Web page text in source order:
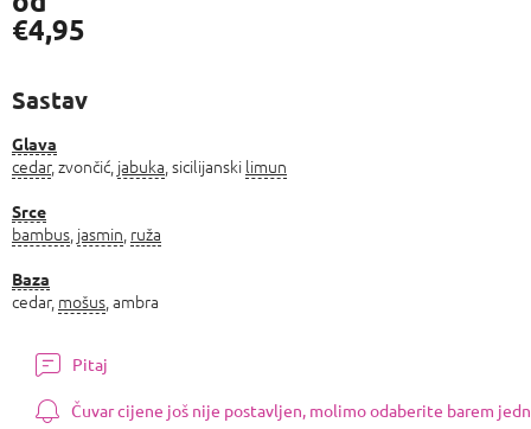
€4,95
Izmjeri
Sastav
Glava
cedar, zvončić, jabuka , sicilijanski limun
Srce
bambus jasmin ruža
Baza
cedar, mošus , ambra
Pitaj
Čuvar cijene još nije postavljen, molimo odaberite barem